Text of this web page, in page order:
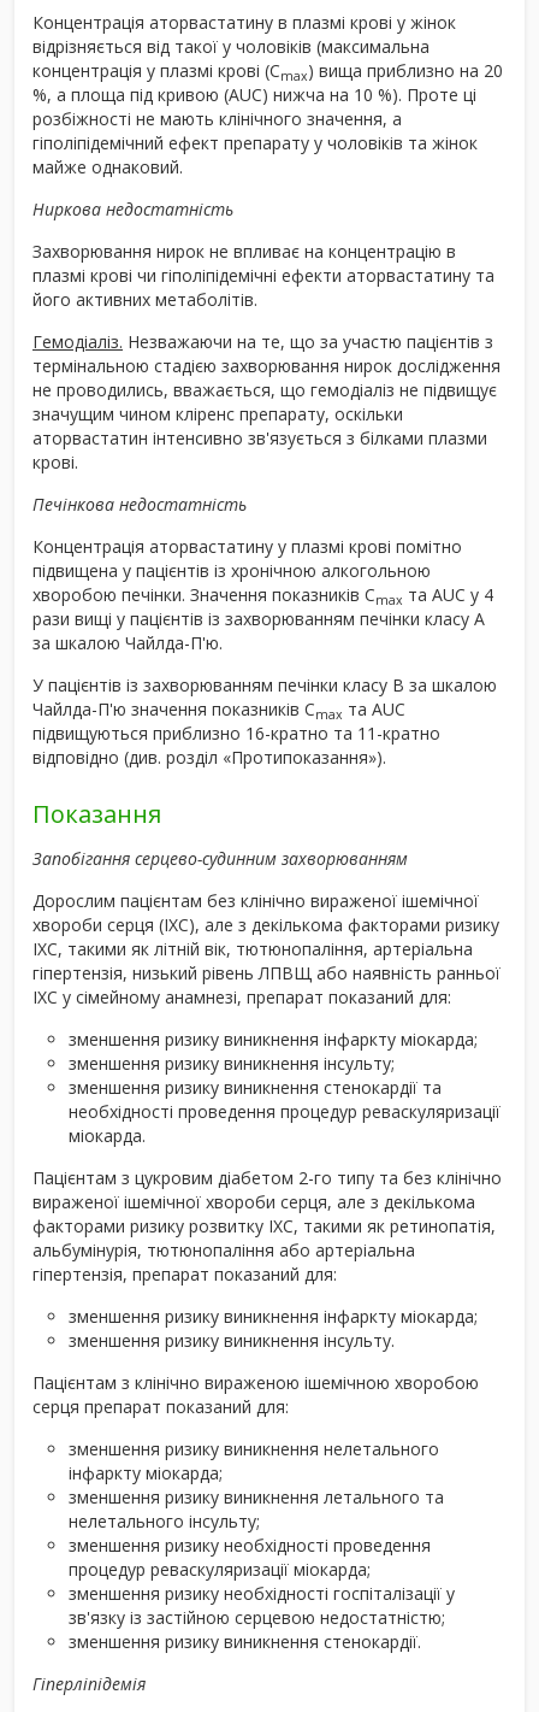
Концентрація аторвастатину в плазмі крові у жінок
відрізняється від такої у чоловіків (максимальна
концентрація у плазмі крові (Cmax) вища приблизно на 20
%, а площа під кривою (AUC) нижча на 10 %). Проте ці
розбіжності не мають клінічного значення, а
гіполіпідемічний ефект препарату у чоловіків та жінок
майже однаковий.
Ниркова недостатність
Захворювання нирок не впливає на концентрацію в
плазмі крові чи гіполіпідемічні ефекти аторвастатину та
його активних метаболітів.
Гемодіаліз. Незважаючи на те, що за участю пацієнтів з
термінальною стадією захворювання нирок дослідження
не проводились, вважається, що гемодіаліз не підвищує
значущим чином кліренс препарату, оскільки
аторвастатин інтенсивно зв'язується з білками плазми
крові.
Печінкова недостатність
Концентрація аторвастатину у плазмі крові помітно
підвищена у пацієнтів із хронічною алкогольною
хворобою печінки. Значення показників Cmax та AUC у 4
рази вищі у пацієнтів із захворюванням печінки класу А
за шкалою Чайлда-П'ю.
У пацієнтів із захворюванням печінки класу В за шкалою
Чайлда-П'ю значення показників Cmax та AUC
підвищуються приблизно 16-кратно та 11-кратно
відповідно (див. розділ «Протипоказання»).
Показання
Запобігання серцево-судинним захворюванням
Дорослим пацієнтам без клінічно вираженої ішемічної
хвороби серця (ІХС), але з декількома факторами ризику
ІХС, такими як літній вік, тютюнопаління, артеріальна
гіпертензія, низький рівень ЛПВЩ або наявність ранньої
ІХС у сімейному анамнезі, препарат показаний для:
зменшення ризику виникнення інфаркту міокарда;
зменшення ризику виникнення інсульту;
зменшення ризику виникнення стенокардії та
необхідності проведення процедур реваскуляризації
міокарда.
Пацієнтам з цукровим діабетом 2-го типу та без клінічно
вираженої ішемічної хвороби серця, але з декількома
факторами ризику розвитку ІХС, такими як ретинопатія,
альбумінурія, тютюнопаління або артеріальна
гіпертензія, препарат показаний для:
зменшення ризику виникнення інфаркту міокарда;
зменшення ризику виникнення інсульту.
Пацієнтам з клінічно вираженою ішемічною хворобою
серця препарат показаний для:
зменшення ризику виникнення нелетального
інфаркту міокарда;
зменшення ризику виникнення летального та
нелетального інсульту;
зменшення ризику необхідності проведення
процедур реваскуляризації міокарда;
зменшення ризику необхідності госпіталізації у
зв'язку із застійною серцевою недостатністю;
зменшення ризику виникнення стенокардії.
Гіперліпідемія